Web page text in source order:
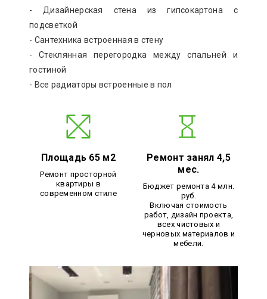
- Дизайнерская стена из гипсокартона с
подсветкой
- Сантехника встроенная в стену
- Стеклянная перегородка между спальней и
гостиной
- Все радиаторы встроенные в пол
Площадь 65 м2
Ремонт просторной
квартиры в
современном стиле
Ремонт занял 4,5
мес.
Бюджет ремонта 4 млн.
руб.
Включая стоимость
работ, дизайн проекта,
всех чистовых и
черновых материалов и
мебели.